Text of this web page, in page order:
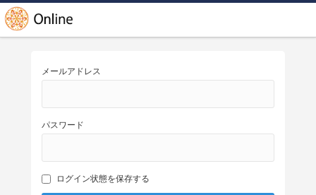
メールアドレス
パスワード
ログイン状態を保存する